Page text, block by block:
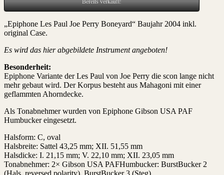
„Epiphone Les Paul Joe Perry Boneyard“ Baujahr 2004 inkl.
original Case.
Es wird das hier abgebildete Instrument angeboten!
Besonderheit:
Epiphone Variante der Les Paul von Joe Perry die scon lange nicht
mehr gebaut wird. Der Korpus besteht aus Mahagoni mit einer
geflammten Ahorndecke.
Als Tonabnehmer wurden von Epiphone Gibson USA PAF
Humbucker eingesetzt.
Halsform: C, oval
Halsbreite: Sattel 43,25 mm; XII. 51,55 mm
Halsdicke: I. 21,15 mm; V. 22,10 mm; XII. 23,05 mm
Tonabnehmer: 2× Gibson USA PAFHumbucker: BurstBucker 2
(Hals, reversed polarity), BurstBucker 3 (Steg)